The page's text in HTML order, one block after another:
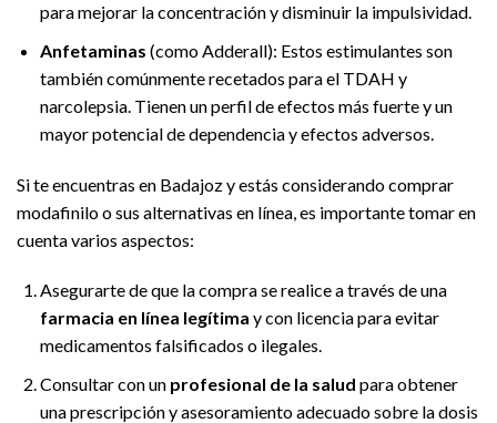
para mejorar la concentración y disminuir la impulsividad.
Anfetaminas (como Adderall): Estos estimulantes son
también comúnmente recetados para el TDAH y
narcolepsia. Tienen un perfil de efectos más fuerte y un
mayor potencial de dependencia y efectos adversos.
Si te encuentras en Badajoz y estás considerando comprar
modafinilo o sus alternativas en línea, es importante tomar en
cuenta varios aspectos:
Asegurarte de que la compra se realice a través de una
farmacia en línea legítima y con licencia para evitar
medicamentos falsificados o ilegales.
Consultar con un profesional de la salud para obtener
una prescripción y asesoramiento adecuado sobre la dosis